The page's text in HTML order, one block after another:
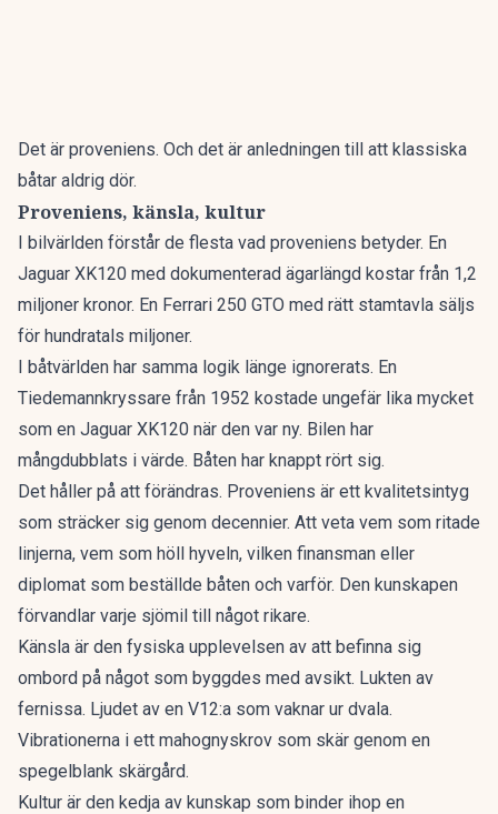
Det är proveniens. Och det är anledningen till att klassiska
båtar aldrig dör.
Proveniens, känsla, kultur
I bilvärlden förstår de flesta vad proveniens betyder. En
Jaguar XK120 med dokumenterad ägarlängd kostar från 1,2
miljoner kronor. En Ferrari 250 GTO med rätt stamtavla säljs
för hundratals miljoner.
I båtvärlden har samma logik länge ignorerats. En
Tiedemannkryssare från 1952 kostade ungefär lika mycket
som en Jaguar XK120 när den var ny. Bilen har
mångdubblats i värde. Båten har knappt rört sig.
Det håller på att förändras. Proveniens är ett kvalitetsintyg
som sträcker sig genom decennier. Att veta vem som ritade
linjerna, vem som höll hyveln, vilken finansman eller
diplomat som beställde båten och varför. Den kunskapen
förvandlar varje sjömil till något rikare.
Känsla är den fysiska upplevelsen av att befinna sig
ombord på något som byggdes med avsikt. Lukten av
fernissa. Ljudet av en V12:a som vaknar ur dvala.
Vibrationerna i ett mahognyskrov som skär genom en
spegelblank skärgård.
Kultur är den kedja av kunskap som binder ihop en